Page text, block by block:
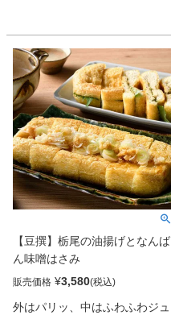
【豆撰】栃尾の油揚げとなんば
ん味噌はさみ
販売価格 ¥3,580
外はパリッ、中はふわふわジュ